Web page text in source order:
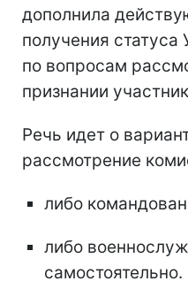
дополнила
получения
по вопросам
признании
Речь идет о
рассмотрение
либо
либо
самостоятельно.